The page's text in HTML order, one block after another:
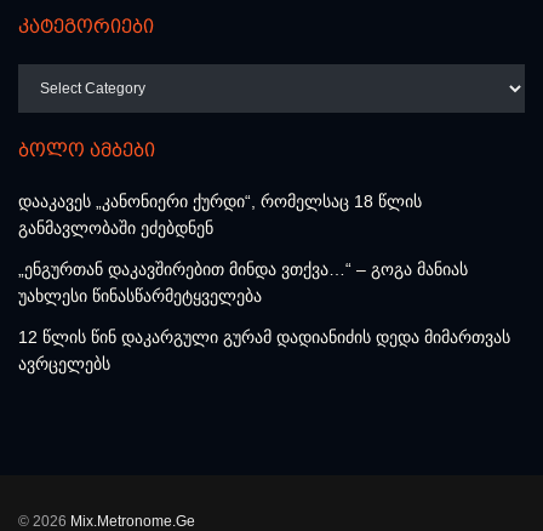
კატეგორიები
ბოლო ამბები
დააკავეს „კანონიერი ქურდი“, რომელსაც 18 წლის
განმავლობაში ეძებდნენ
„ენგურთან დაკავშირებით მინდა ვთქვა…“ – გოგა მანიას
უახლესი წინასწარმეტყველება
12 წლის წინ დაკარგული გურამ დადიანიძის დედა მიმართვას
ავრცელებს
© 2026 Mix.Metronome.Ge